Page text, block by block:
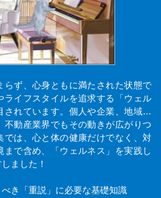
らず、心身ともに満たされた状態で
ライフスタイルを追求する「ウェル
されています。個人や企業、地域…
不動産業界でもその動きが広がりつ
では、心と体の健康だけでなく、対
まで含め、「ウェルネス」を実践し
ました！
べき「重説」に必要な基礎知識